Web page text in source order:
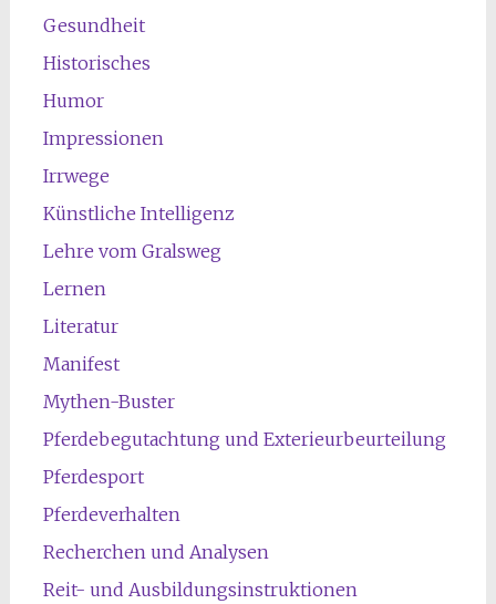
Gesundheit
Historisches
Humor
Impressionen
Irrwege
Künstliche Intelligenz
Lehre vom Gralsweg
Lernen
Literatur
Manifest
Mythen-Buster
Pferdebegutachtung und Exterieurbeurteilung
Pferdesport
Pferdeverhalten
Recherchen und Analysen
Reit- und Ausbildungsinstruktionen